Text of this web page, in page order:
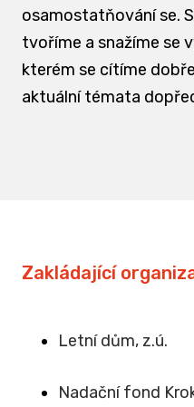
osamostatňování se.
tvoříme a snažíme se
kterém se cítíme
aktuální témata
Zakládající
Letní dům, z.ú.
Nadační fond